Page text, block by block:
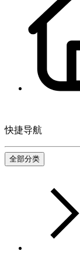
快捷导航
全部分类